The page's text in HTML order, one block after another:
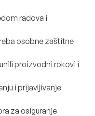
radova i
osobne zaštitne
proizvodni rokovi i
i prijavljivanje
za osiguranje